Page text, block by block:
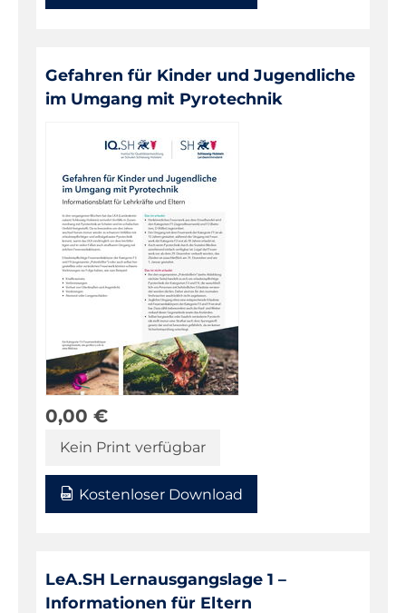
Gefahren für Kinder und Jugendliche
im Umgang mit Pyrotechnik
0,00 €
Kein Print verfügbar
Kostenloser Download
LeA.SH Lernausgangslage 1 –
Informationen für Eltern